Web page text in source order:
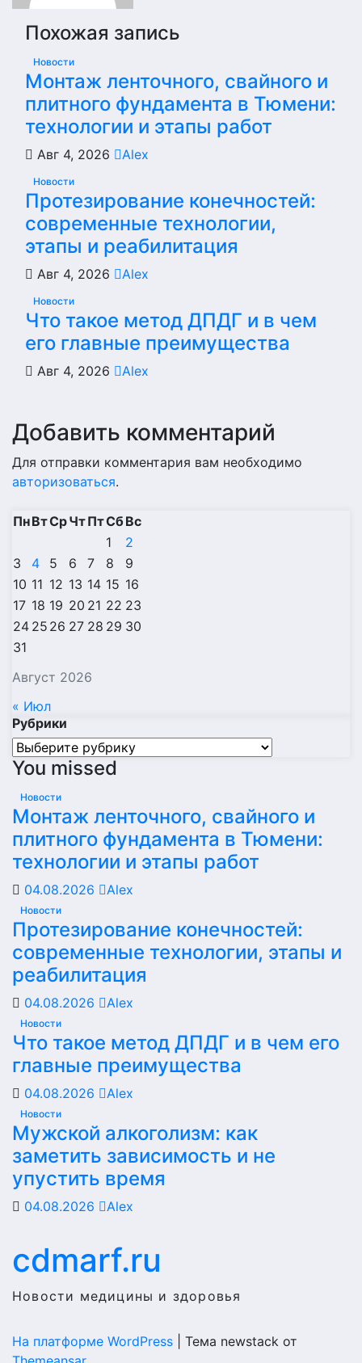
Похожая запись
Новости
Монтаж ленточного, свайного и
плитного фундамента в Тюмени:
технологии и этапы работ
Авг 4, 2026 Alex
Новости
Протезирование конечностей:
современные технологии,
этапы и реабилитация
Авг 4, 2026 Alex
Новости
Что такое метод ДПДГ и в чем
его главные преимущества
Авг 4, 2026 Alex
Добавить комментарий
Для отправки комментария вам необходимо
авторизоваться.
Август 2026
ПнВтСрЧтПтСбВс
1
2
3
4 5 6 7 8
9
10 11 12 13 14 15 16
17 18 19 20 21 22 23
24 25 26 27 28 29 30
31
« Июл
Рубрики
Рубрики
You missed
Новости
Монтаж ленточного, свайного и
плитного фундамента в Тюмени:
технологии и этапы работ
04.08.2026 Alex
Новости
Протезирование конечностей:
современные технологии, этапы и
реабилитация
04.08.2026 Alex
Новости
Что такое метод ДПДГ и в чем его
главные преимущества
04.08.2026 Alex
Новости
Мужской алкоголизм: как
заметить зависимость и не
упустить время
04.08.2026 Alex
cdmarf.ru
Новости медицины и здоровья
На платформе WordPress
Тема newstack от